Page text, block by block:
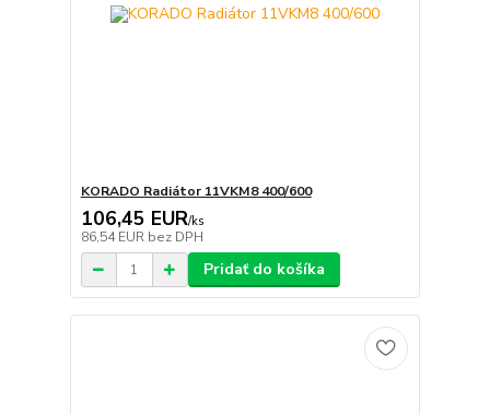
KORADO Radiátor 11VKM8 400/600
106,45 EUR/ks
86,54 EUR bez DPH
Pridať do košíka